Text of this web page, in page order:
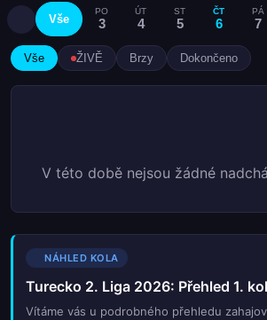
Vše
PO
3
ÚT
4
ST
5
ČT
6
PÁ
7
Vše ŽIVĚ Brzy Dokončeno
V této době nejsou žádné
NÁHLED KOLA
Turecko 2. Liga 2026: Přehled 1.
Vítáme vás u podrobného přehledu